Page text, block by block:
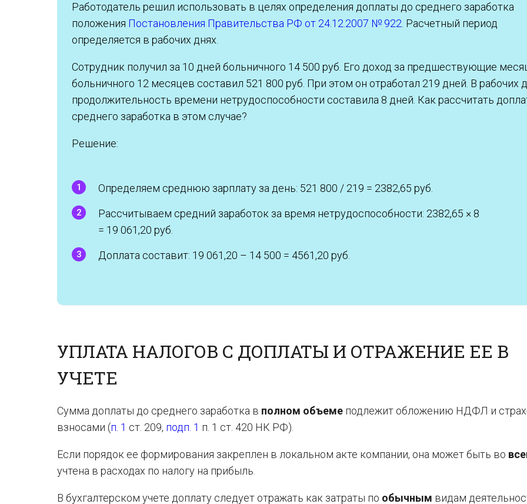
Работодатель решил использовать в целях определения доплаты до среднего заработка
положения Постановления Правительства РФ от 24.12.2007 № 922 . Расчетный период
определяется в рабочих днях.
Сотрудник получил за 10 дней больничного 14 500 руб. Его доход за предшествующие
больничного 12 месяцев составил 521 800 руб. При этом он отработал 219 дней. В рабочих
продолжительность времени нетрудоспособности составила 8 дней. Как рассчитать
среднего заработка в этом случае?
Решение:
Определяем среднюю зарплату за день: 521 800 / 219 = 2382,65 руб.
Рассчитываем средний заработок за время нетрудоспособности: 2382,65 × 8
= 19 061,20 руб.
Доплата составит: 19 061,20 – 14 500 = 4561,20 руб.
УПЛАТА НАЛОГОВ С ДОПЛАТЫ И ОТРАЖЕНИЕ ЕЕ В
УЧЕТЕ
Сумма доплаты до среднего заработка в полном объеме подлежит обложению НДФЛ и
взносами (п. 1 ст. 209, подп. 1 п. 1 ст. 420 НК РФ).
Если порядок ее формирования закреплен в локальном акте компании, она может быть во
учтена в расходах по налогу на прибыль.
В бухгалтерском учете доплату следует отражать как затраты по обычным видам